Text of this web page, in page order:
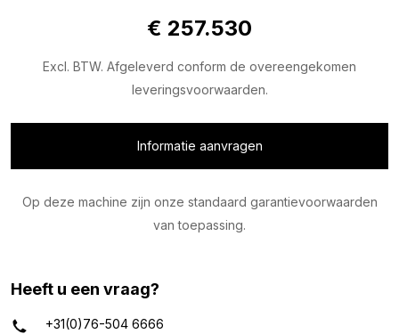
€ 257.530
Excl. BTW. Afgeleverd conform de overeengekomen
leveringsvoorwaarden.
Informatie aanvragen
Op deze machine zijn onze standaard garantievoorwaarden
van toepassing.
Heeft u een vraag?
+31(0)76-504 6666